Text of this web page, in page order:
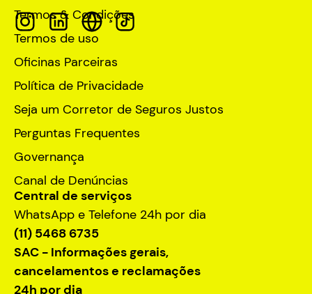
Termos & Condições
Termos de uso
Oficinas Parceiras
Política de Privacidade
Seja um Corretor de Seguros Justos
Perguntas Frequentes
Governança
Canal de Denúncias
Central de serviços
WhatsApp e Telefone 24h por dia
(11) 5468 6735
SAC - Informações gerais,
cancelamentos e reclamações
24h por dia